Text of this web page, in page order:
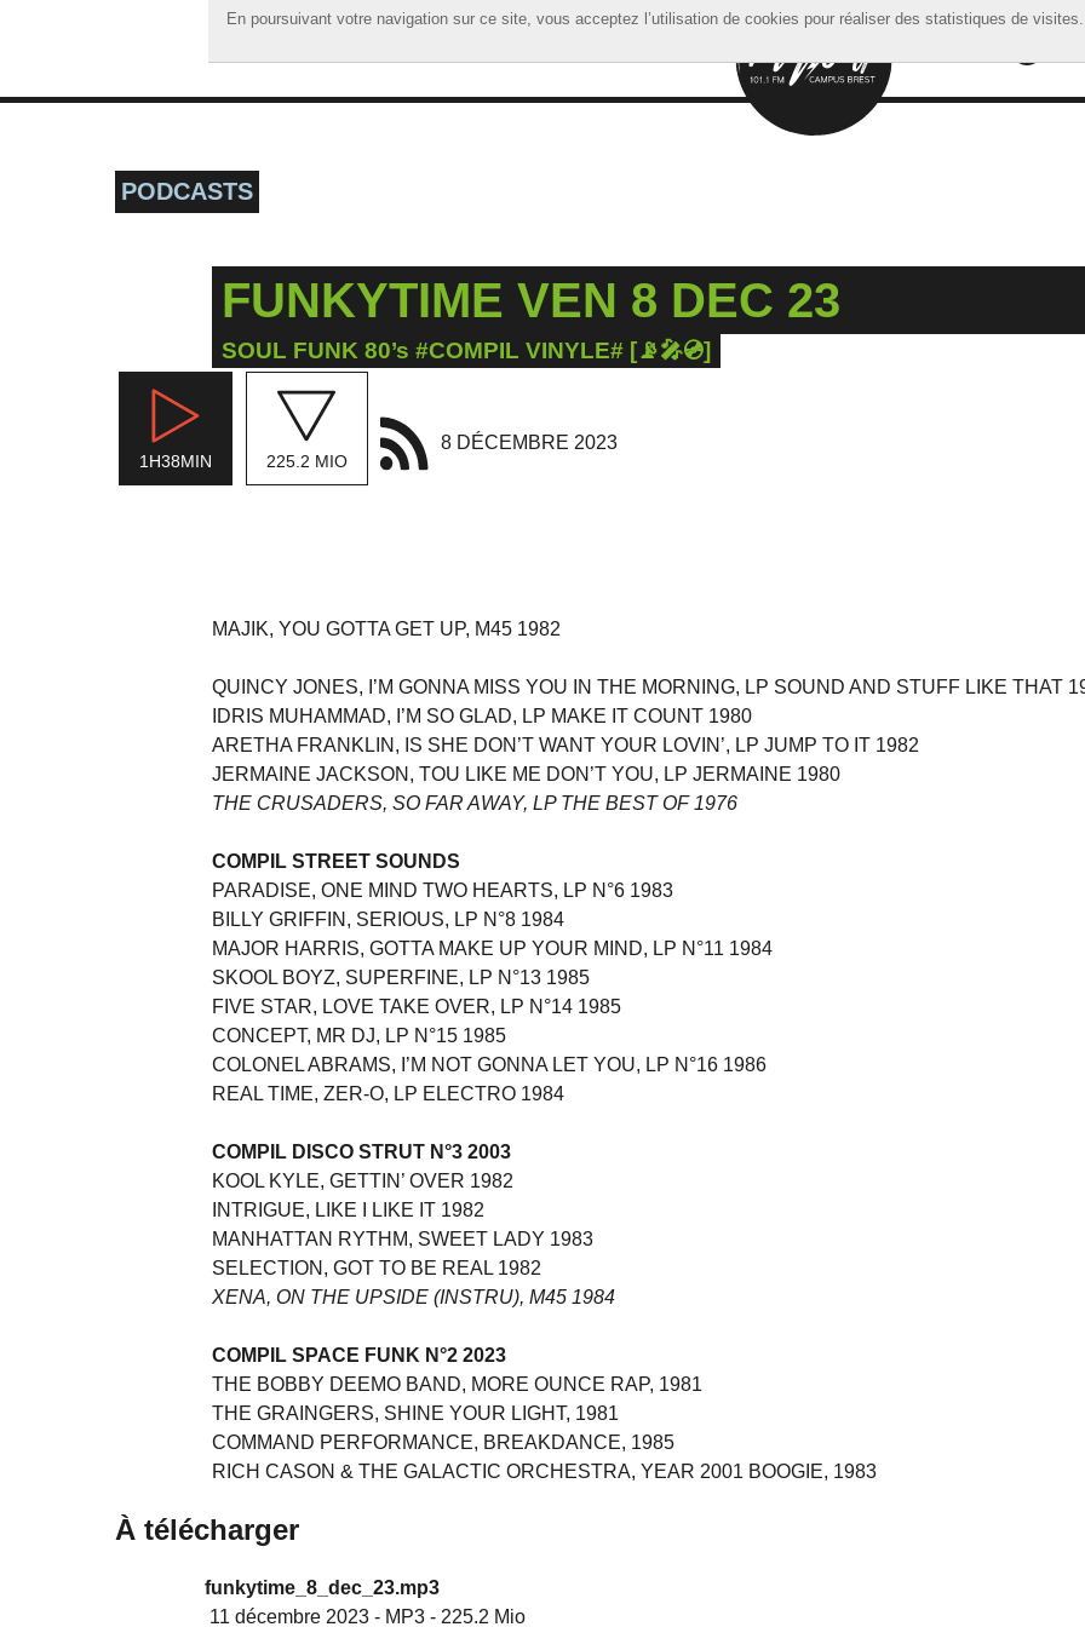
En poursuivant votre navigation sur ce site, vous acceptez l’utilisation de cookies pour réaliser des statistiques de visites.
En poursuivant votre navigation sur ce site, vous acceptez l’utilisation de cookies pour réaliser des statistiques de visites.
ACCUEIL
PODCASTS
FUNKYTIME VEN 8 DEC 23
SOUL FUNK 80’s #COMPIL VINYLE# [📡🎤💿]
1H38MIN 225.2 MIO
8 DÉCEMBRE 2023
MAJIK, YOU GOTTA GET UP, M45 1982
QUINCY JONES, I’M GONNA MISS YOU IN THE MORNING, LP SOUND AND STUFF LIKE THAT
IDRIS MUHAMMAD, I’M SO GLAD, LP MAKE IT COUNT 1980
ARETHA FRANKLIN, IS SHE DON’T WANT YOUR LOVIN’, LP JUMP TO IT 1982
JERMAINE JACKSON, TOU LIKE ME DON’T YOU, LP JERMAINE 1980
THE CRUSADERS, SO FAR AWAY, LP THE BEST OF 1976
COMPIL STREET SOUNDS
PARADISE, ONE MIND TWO HEARTS, LP N°6 1983
BILLY GRIFFIN, SERIOUS, LP N°8 1984
MAJOR HARRIS, GOTTA MAKE UP YOUR MIND, LP N°11 1984
SKOOL BOYZ, SUPERFINE, LP N°13 1985
FIVE STAR, LOVE TAKE OVER, LP N°14 1985
CONCEPT, MR DJ, LP N°15 1985
COLONEL ABRAMS, I’M NOT GONNA LET YOU, LP N°16 1986
REAL TIME, ZER-O, LP ELECTRO 1984
COMPIL DISCO STRUT N°3 2003
KOOL KYLE, GETTIN’ OVER 1982
INTRIGUE, LIKE I LIKE IT 1982
MANHATTAN RYTHM, SWEET LADY 1983
SELECTION, GOT TO BE REAL 1982
XENA, ON THE UPSIDE (INSTRU), M45 1984
COMPIL SPACE FUNK N°2 2023
THE BOBBY DEEMO BAND, MORE OUNCE RAP, 1981
THE GRAINGERS, SHINE YOUR LIGHT, 1981
COMMAND PERFORMANCE, BREAKDANCE, 1985
RICH CASON & THE GALACTIC ORCHESTRA, YEAR 2001 BOOGIE, 1983
À télécharger
funkytime_8_dec_23.mp3
11 décembre 2023 - MP3 - 225.2 Mio